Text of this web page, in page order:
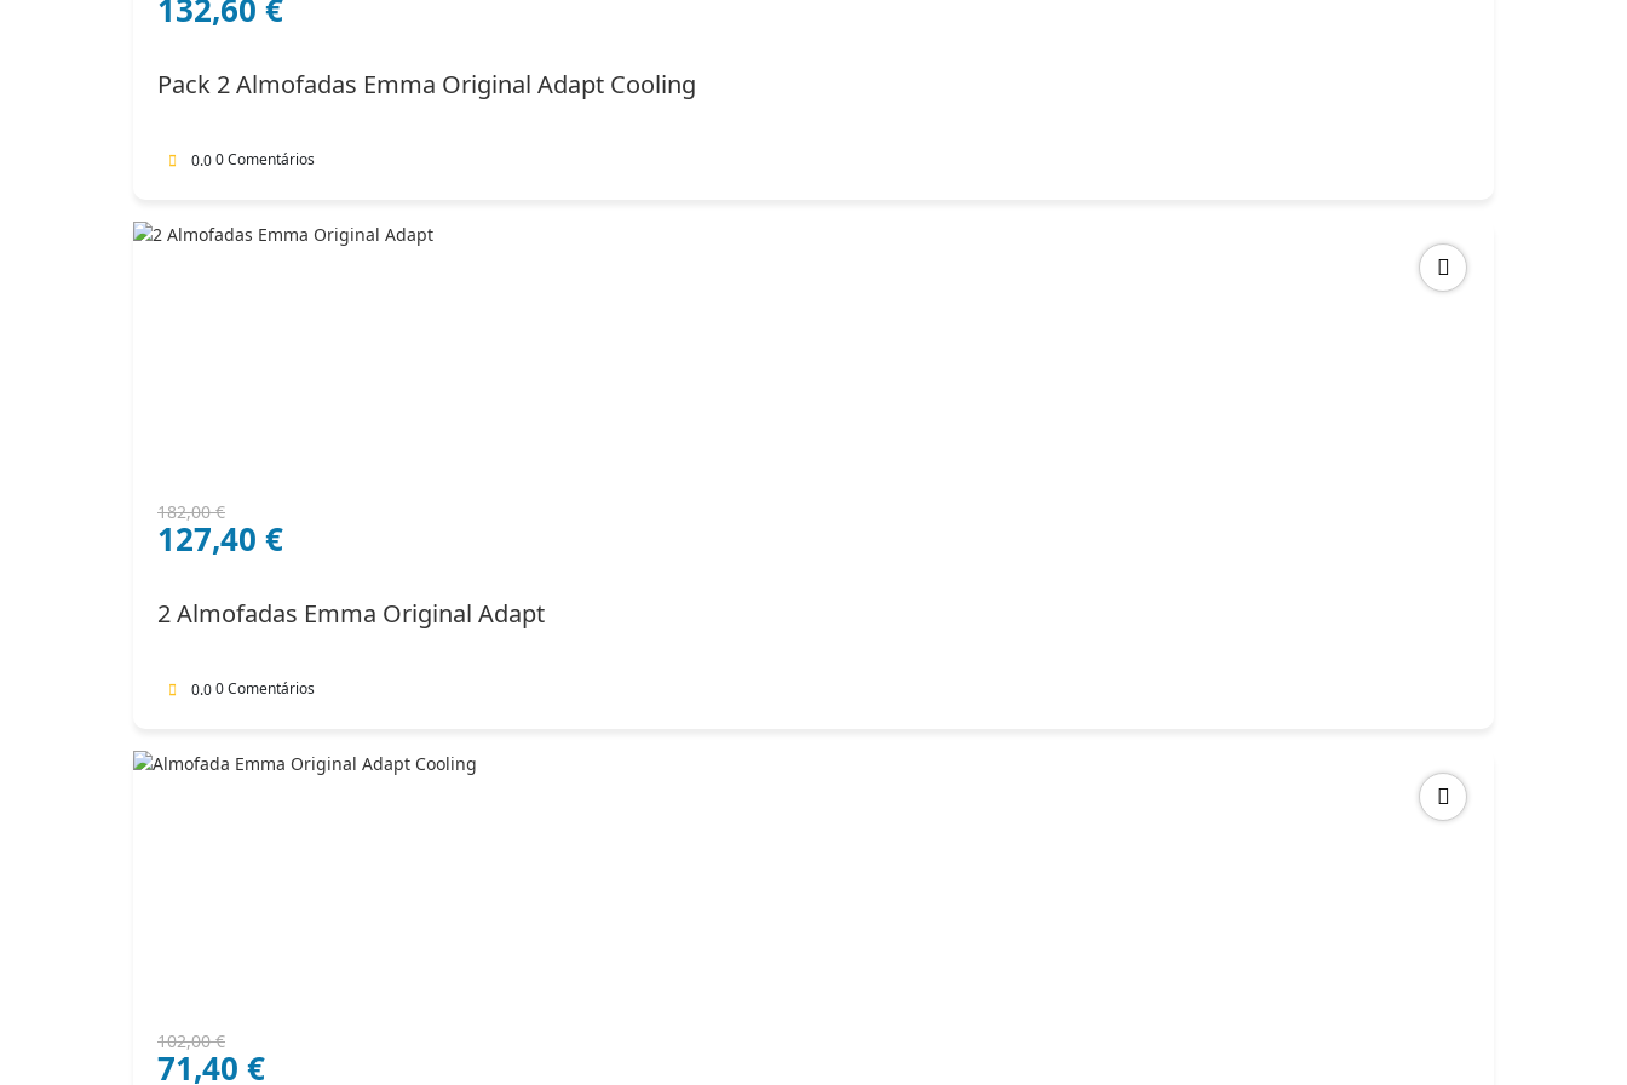
preço
204,00 €.
132,60 €
preço
132,60 €.
Pack 2 Almofadas Emma Original Adapt Cooling
0.00 Comentários
182,00€
O
preço
182,00 €.
127,40 €
O
preço
127,40 €.
2 Almofadas Emma Original Adapt
0.00 Comentários
102,00€
O
preço
71,40 €
O
preço